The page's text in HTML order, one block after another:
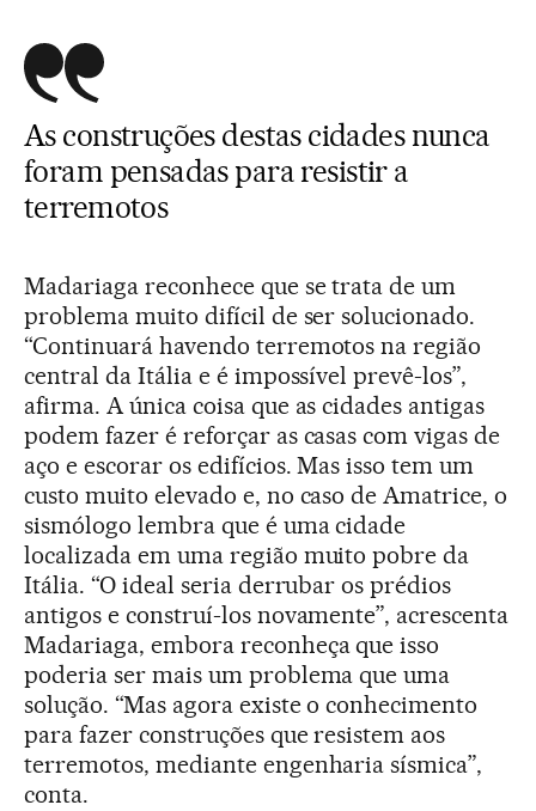
As construções destas cidades nunca
foram pensadas para resistir a
terremotos
Madariaga reconhece que se trata de um
problema muito difícil de ser solucionado.
“Continuará havendo terremotos na região
central da Itália e é impossível prevê-los”,
afirma. A única coisa que as cidades antigas
podem fazer é reforçar as casas com vigas de
aço e escorar os edifícios. Mas isso tem um
custo muito elevado e, no caso de Amatrice, o
sismólogo lembra que é uma cidade
localizada em uma região muito pobre da
Itália. “O ideal seria derrubar os prédios
antigos e construí-los novamente”, acrescenta
Madariaga, embora reconheça que isso
poderia ser mais um problema que uma
solução. “Mas agora existe o conhecimento
para fazer construções que resistem aos
terremotos, mediante engenharia sísmica”,
conta.